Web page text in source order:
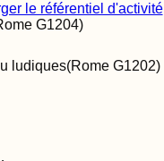
le référentiel d'activité
G1204)
ludiques(Rome G1202)